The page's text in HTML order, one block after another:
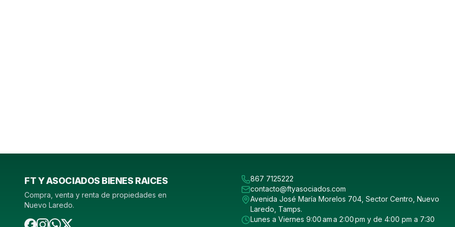
FT Y ASOCIADOS BIENES RAICES
Compra, venta y renta de propiedades en
Nuevo Laredo.
867 7125222
contacto@ftyasociados.com
Avenida José María Morelos 704, Sector Centro, Nuevo
Laredo, Tamps.
Lunes a Viernes 9:00 am a 2:00 pm y de 4:00 pm a 7:30